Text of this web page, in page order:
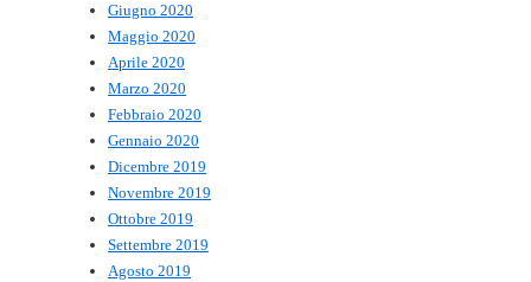
Giugno 2020
Maggio 2020
Aprile 2020
Marzo 2020
Febbraio 2020
Gennaio 2020
Dicembre 2019
Novembre 2019
Ottobre 2019
Settembre 2019
Agosto 2019